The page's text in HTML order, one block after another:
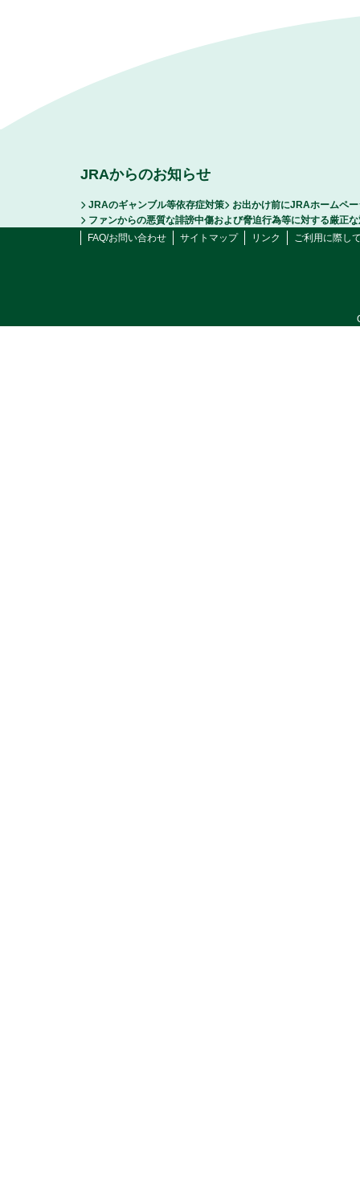
JRAからのお知らせ
JRAのギャンブル等依存症対策
お出かけ前にJRAホームペ
ファンからの悪質な誹謗中傷および脅迫行為等に対する厳正
FAQ/お問い合わせ
サイトマップ リンク ご利用に際し